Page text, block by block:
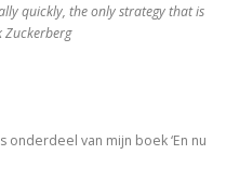
quickly, the only strategy that is
Zuckerberg
van mijn boek ‘En nu